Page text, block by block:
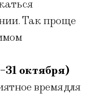
Так проще
31 октября)
время для